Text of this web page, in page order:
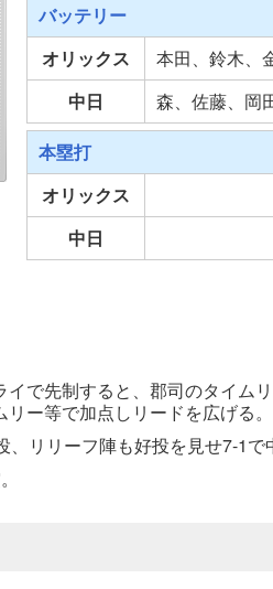
バッテリー
オリックス
本田、鈴木、
中日
森、佐藤、岡
本塁打
オリックス
中日
で先制すると、郡司のタイム
ー等で加点しリードを広げる。
、リリーフ陣も好投を見せ7-1で